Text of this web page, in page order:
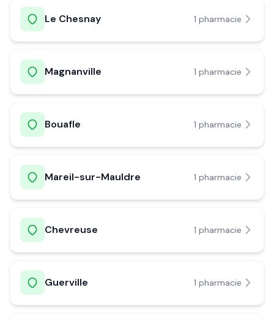
Le Chesnay 1 pharmacie
Magnanville 1 pharmacie
Bouafle 1 pharmacie
Mareil-sur-Mauldre 1 pharmacie
Chevreuse 1 pharmacie
Guerville 1 pharmacie